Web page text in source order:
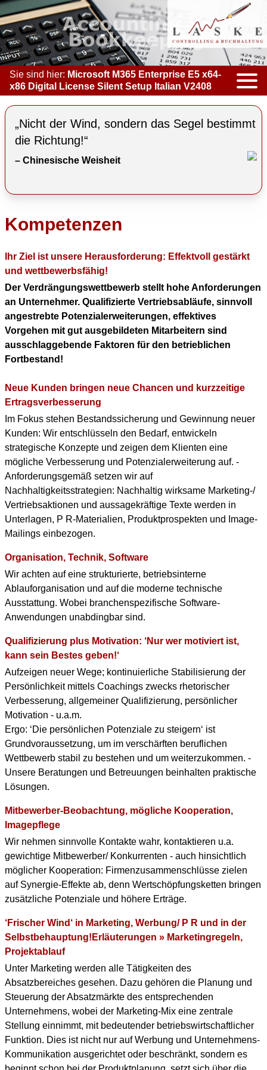
Sie sind hier: Microsoft M365 Enterprise E5 x64-
x86 Digital License Silent Setup Italian V2408
KOMPETENZEN
ACCOUNTING & BOOKKEEPING
CONTROLLING
COACHING
DOWNLOAD PDF
BERUFLICHER WERDEGANG
„Nicht der Wind, sondern das Segel bestimmt
die Richtung!“
– Chinesische Weisheit
Kompetenzen
Ihr Ziel ist unsere Herausforderung: Effektvoll gestärkt
und wettbewerbsfähig!
Der Verdrängungswettbewerb stellt hohe Anforderungen
an Unternehmer. Qualifizierte Vertriebsabläufe, sinnvoll
angestrebte Potenzialerweiterungen, effektives
Vorgehen mit gut ausgebildeten Mitarbeitern sind
ausschlaggebende Faktoren für den betrieblichen
Fortbestand!
Neue Kunden bringen neue Chancen und kurzzeitige
Ertragsverbesserung
Im Fokus stehen Bestandssicherung und Gewinnung neuer
Kunden: Wir entschlüsseln den Bedarf, entwickeln
strategische Konzepte und zeigen dem Klienten eine
mögliche Verbesserung und Potenzialerweiterung auf. -
Anforderungsgemäß setzen wir auf
Nachhaltigkeitsstrategien: Nachhaltig wirksame Marketing-/
Vertriebsaktionen und aussagekräftige Texte werden in
Unterlagen, P R-Materialien, Produktprospekten und Image-
Mailings einbezogen.
Organisation, Technik, Software
Wir achten auf eine strukturierte, betriebsinterne
Ablauforganisation und auf die moderne technische
Ausstattung. Wobei branchenspezifische Software-
Anwendungen unabdingbar sind.
Qualifizierung plus Motivation: ‘Nur wer motiviert ist,
kann sein Bestes geben!‘
Aufzeigen neuer Wege; kontinuierliche Stabilisierung der
Persönlichkeit mittels Coachings zwecks rhetorischer
Verbesserung, allgemeiner Qualifizierung, persönlicher
Motivation - u.a.m.
Ergo: ‘Die persönlichen Potenziale zu steigern‘ ist
Grundvoraussetzung, um im verschärften beruflichen
Wettbewerb stabil zu bestehen und um weiterzukommen. -
Unsere Beratungen und Betreuungen beinhalten praktische
Lösungen.
Mitbewerber-Beobachtung, mögliche Kooperation,
Imagepflege
Wir nehmen sinnvolle Kontakte wahr, kontaktieren u.a.
gewichtige Mitbewerber/ Konkurrenten - auch hinsichtlich
möglicher Kooperation: Firmenzusammenschlüsse zielen
auf Synergie-Effekte ab, denn Wertschöpfungsketten bringen
zusätzliche Potenziale und höhere Erträge.
‘Frischer Wind‘ in Marketing, Werbung/ P R und in der
Selbstbehauptung!Erläuterungen » Marketingregeln,
Projektablauf
Unter Marketing werden alle Tätigkeiten des
Absatzbereiches gesehen. Dazu gehören die Planung und
Steuerung der Absatzmärkte des entsprechenden
Unternehmens, wobei der Marketing-Mix eine zentrale
Stellung einnimmt, mit bedeutender betriebswirtschaftlicher
Funktion. Dies ist nicht nur auf Werbung und Unternehmens-
Kommunikation ausgerichtet oder beschränkt, sondern es